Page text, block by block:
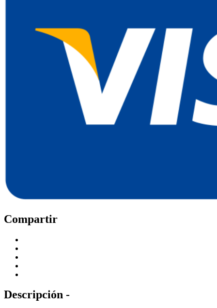
Compartir
Descripción -